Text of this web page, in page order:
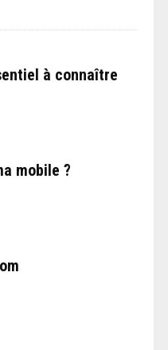
à connaître
mobile ?